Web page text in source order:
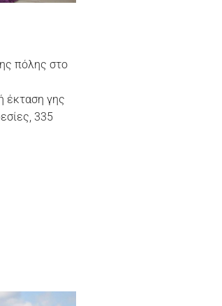
πόλης στο
έκταση γης
335